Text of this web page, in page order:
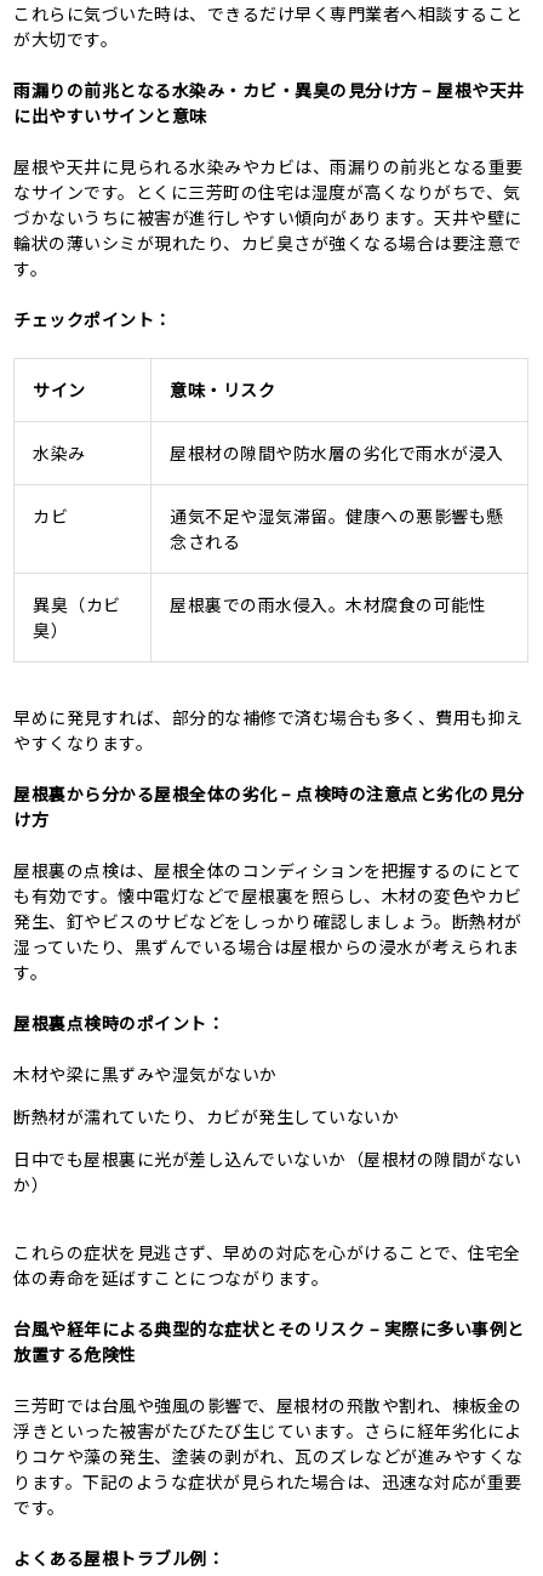
これらに気づいた時は、できるだけ早く専門業者へ相談すること
が大切です。
雨漏りの前兆となる水染み・カビ・異臭の見分け方 – 屋根や天井
に出やすいサインと意味
屋根や天井に見られる水染みやカビは、雨漏りの前兆となる重要
なサインです。とくに三芳町の住宅は湿度が高くなりがちで、気
づかないうちに被害が進行しやすい傾向があります。天井や壁に
輪状の薄いシミが現れたり、カビ臭さが強くなる場合は要注意で
す。
チェックポイント：
サイン 意味・リスク
水染み 屋根材の隙間や防水層の劣化で雨水が浸入
カビ
通気不足や湿気滞留。健康への悪影響も懸
念される
異臭（カビ
臭）
屋根裏での雨水侵入。木材腐食の可能性
早めに発見すれば、部分的な補修で済む場合も多く、費用も抑え
やすくなります。
屋根裏から分かる屋根全体の劣化 – 点検時の注意点と劣化の見分
け方
屋根裏の点検は、屋根全体のコンディションを把握するのにとて
も有効です。懐中電灯などで屋根裏を照らし、木材の変色やカビ
発生、釘やビスのサビなどをしっかり確認しましょう。断熱材が
湿っていたり、黒ずんでいる場合は屋根からの浸水が考えられま
す。
屋根裏点検時のポイント：
木材や梁に黒ずみや湿気がないか
断熱材が濡れていたり、カビが発生していないか
日中でも屋根裏に光が差し込んでいないか（屋根材の隙間がない
か）
これらの症状を見逃さず、早めの対応を心がけることで、住宅全
体の寿命を延ばすことにつながります。
台風や経年による典型的な症状とそのリスク – 実際に多い事例と
放置する危険性
三芳町では台風や強風の影響で、屋根材の飛散や割れ、棟板金の
浮きといった被害がたびたび生じています。さらに経年劣化によ
りコケや藻の発生、塗装の剥がれ、瓦のズレなどが進みやすくな
ります。下記のような症状が見られた場合は、迅速な対応が重要
です。
よくある屋根トラブル例：